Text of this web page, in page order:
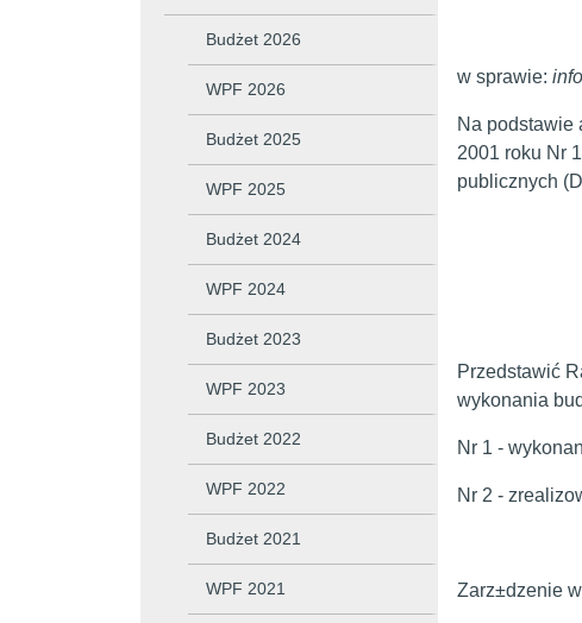
Budżet 2026
WPF 2026
Budżet 2025
WPF 2025
Budżet 2024
WPF 2024
Budżet 2023
WPF 2023
Budżet 2022
WPF 2022
Budżet 2021
WPF 2021
w sprawie:
Na podstawie
2001 roku Nr
publicznych
Przedstawić
wykonania
Nr 1 -
Nr 2 -
Zarz±dzenie